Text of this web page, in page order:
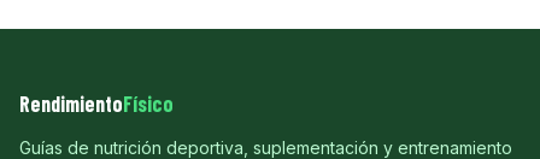
RendimientoFísico
Guías de nutrición deportiva, suplementación y entrenamiento